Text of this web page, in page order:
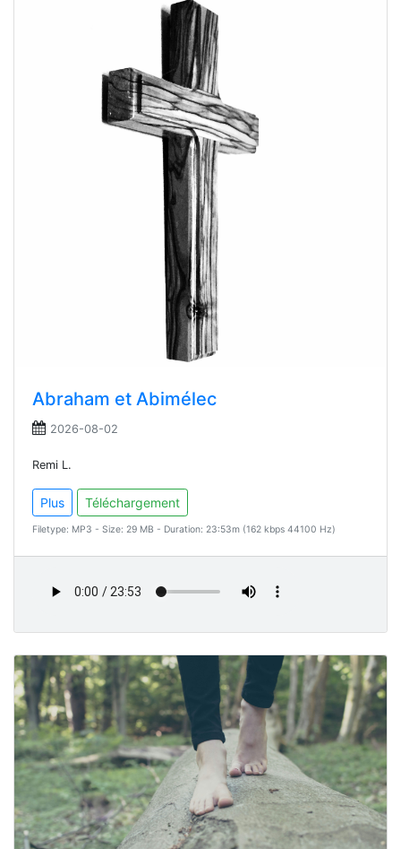
Abraham et Abimélec
2026-08-02
Remi L.
Plus Téléchargement
Filetype: MP3 - Size: 29 MB - Duration: 23:53m (162 kbps 44100 Hz)